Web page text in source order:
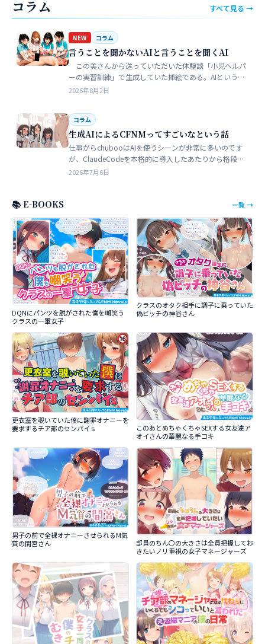
コラム すべて見る →
NEW コラム
言うことを聞かないAIと言うことを聞くAI
この美さんから送っていただいた体験談「小児ヘルパ
ーの実習訓練」で生成していた挿絵である。AIというの
は、どうしても細部が苦手でトークンを積まずにやれる
2026年8月2日
コラム
生成AIによるCFNMってすごいなという話
仕事がらchubooはAIを使うシーンが非常に多いのです
が、ClaudeCodeを本格的に導入したあたりから格段に
やれることが多くなった。昔からときどき思うことがあ
2026年7月6日
📚 E-BOOKS 一覧 →
DQNにパンツを脱がされた僕を嘲笑う
クラスの一軍女子
クラスのオタク相手に調子に乗っていた
偽ビッチの神谷さん
更衣室を覗いていた僕に謝罪オナニーを
要求するチア部のセンパイｓ
このあとめちゃくちゃSEXする女友達ア
オイさんの華麗なる手コキ
男子の前で全裸オナニーさせられるM気
質の間宮さん
部員のちん〇の大きさは全員把握してお
きたいノリ重視の女子マネージャーズ